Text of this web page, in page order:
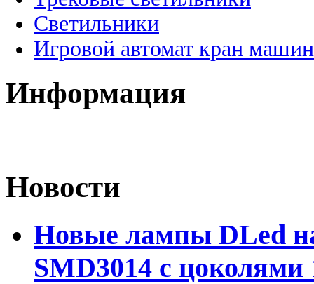
Светильники
Игровой автомат кран
Информация
Новости
Новые лампы DLed
SMD3014 с цоколями